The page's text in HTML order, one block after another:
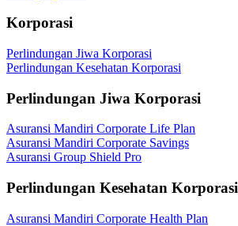
Korporasi
Perlindungan Jiwa Korporasi
Perlindungan Kesehatan Korporasi
Perlindungan Jiwa Korporasi
Asuransi Mandiri Corporate Life Plan
Asuransi Mandiri Corporate Savings
Asuransi Group Shield Pro
Perlindungan Kesehatan Korporasi
Asuransi Mandiri Corporate Health Plan